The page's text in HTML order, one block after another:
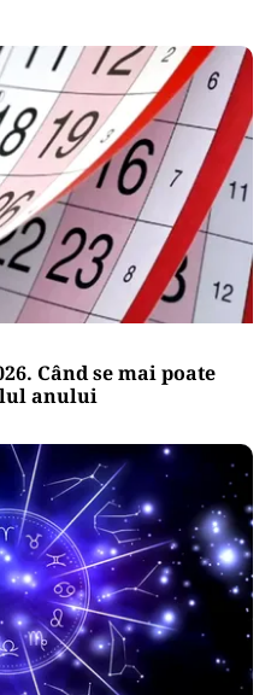
Când se mai poate
anului